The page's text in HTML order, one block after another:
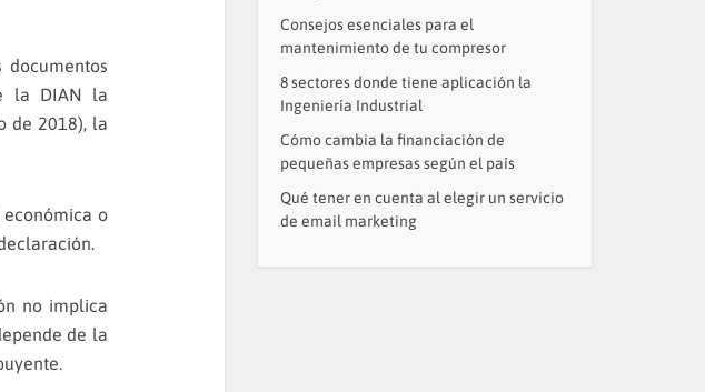
la DIAN la
de 2018), la
económica o
no implica
de la
Consejos esenciales para el
mantenimiento de tu compresor
8 sectores donde tiene aplicación la
Ingeniería Industrial
Cómo cambia la financiación de
pequeñas empresas según el país
Qué tener en cuenta al elegir un servicio
de email marketing